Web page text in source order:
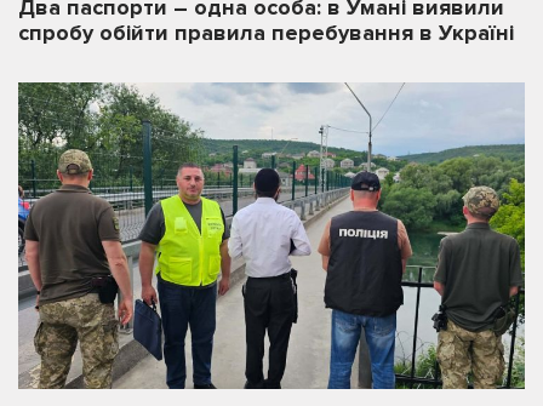
Два паспорти – одна особа: в Умані виявили
спробу обійти правила перебування в Україні